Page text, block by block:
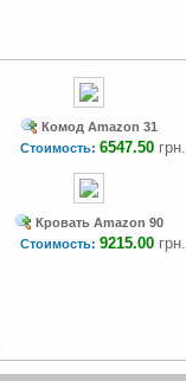
Комод Amazon 31
Стоимость: 6547.50 грн.
Кровать Amazon 90
Стоимость: 9215.00 грн.